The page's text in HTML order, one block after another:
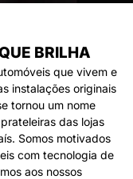
BRILHA
que vivem e
instalações originais
tornou um nome
das lojas
Somos motivados
com tecnologia de
aos nossos